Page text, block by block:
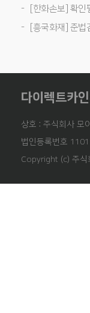
[한화손보] 확
[흥국화재] 준
다이렉트카
상호 : 주식회사 모
법인등록번호
Copyright (c) 주